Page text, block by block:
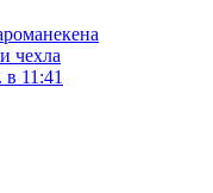
чехла
11:41